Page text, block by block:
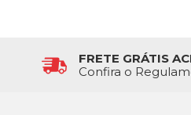
FRETE GRÁTIS
Confira o